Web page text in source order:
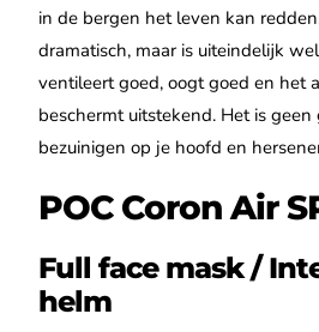
in de bergen het leven kan
dramatisch, maar is uiteindelijk
ventileert goed, oogt goed en het
beschermt uitstekend. Het is
bezuinigen op je hoofd en
POC Coron Air
Full face mask /
helm